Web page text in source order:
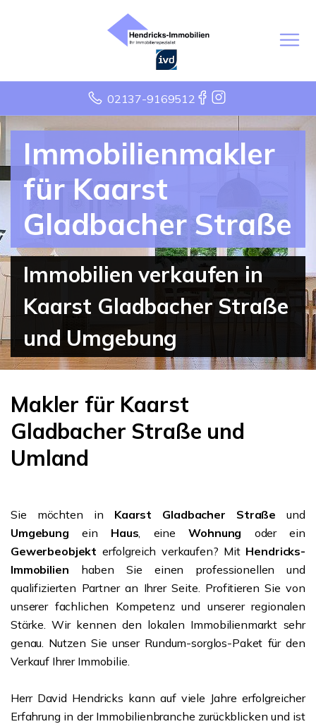
02137-9169512
Immobilienmakler
für Kaarst
Gladbacher Straße
Immobilien verkaufen in
Kaarst Gladbacher Straße
und Umgebung
Makler für Kaarst
Gladbacher Straße und
Umland
Sie möchten in Kaarst Gladbacher Straßeund
Umgebungein Haus, eineWohnung oder ein
Gewerbeobjekt erfolgreich verkaufen? Mit Hendricks-
Immobilien haben Sie einen professionellen und
qualifizierten Partner an Ihrer Seite. Profitieren Sie von
unserer fachlichen Kompetenz und unserer regionalen
Stärke. Wir kennen den lokalen Immobilienmarkt sehr
genau. Nutzen Sie unser Rundum-sorglos-Paket für den
Verkauf Ihrer Immobilie.
Herr David Hendricks kann auf viele Jahre erfolgreicher
Erfahrung in der Immobilienbranche zurückblicken und ist